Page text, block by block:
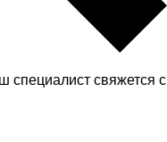
свяжется с